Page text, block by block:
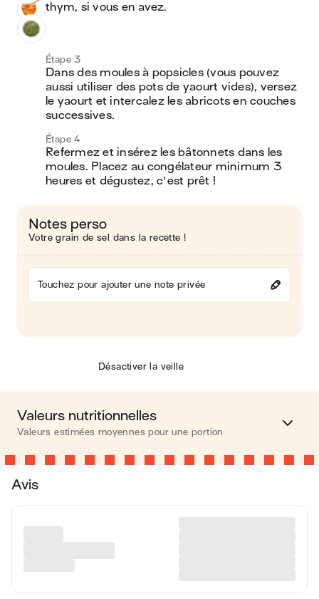
thym, si vous en avez.
Étape 3
Dans des moules à popsicles (vous pouvez
aussi utiliser des pots de yaourt vides), versez
le yaourt et intercalez les abricots en couches
successives.
Étape 4
Refermez et insérez les bâtonnets dans les
moules. Placez au congélateur minimum 3
heures et dégustez, c'est prêt !
Notes perso
Votre grain de sel dans la recette !
Touchez pour ajouter une note privée
Désactiver la veille
Valeurs nutritionnelles
Valeurs estimées moyennes pour une portion
Calories 97 kcal
Avis